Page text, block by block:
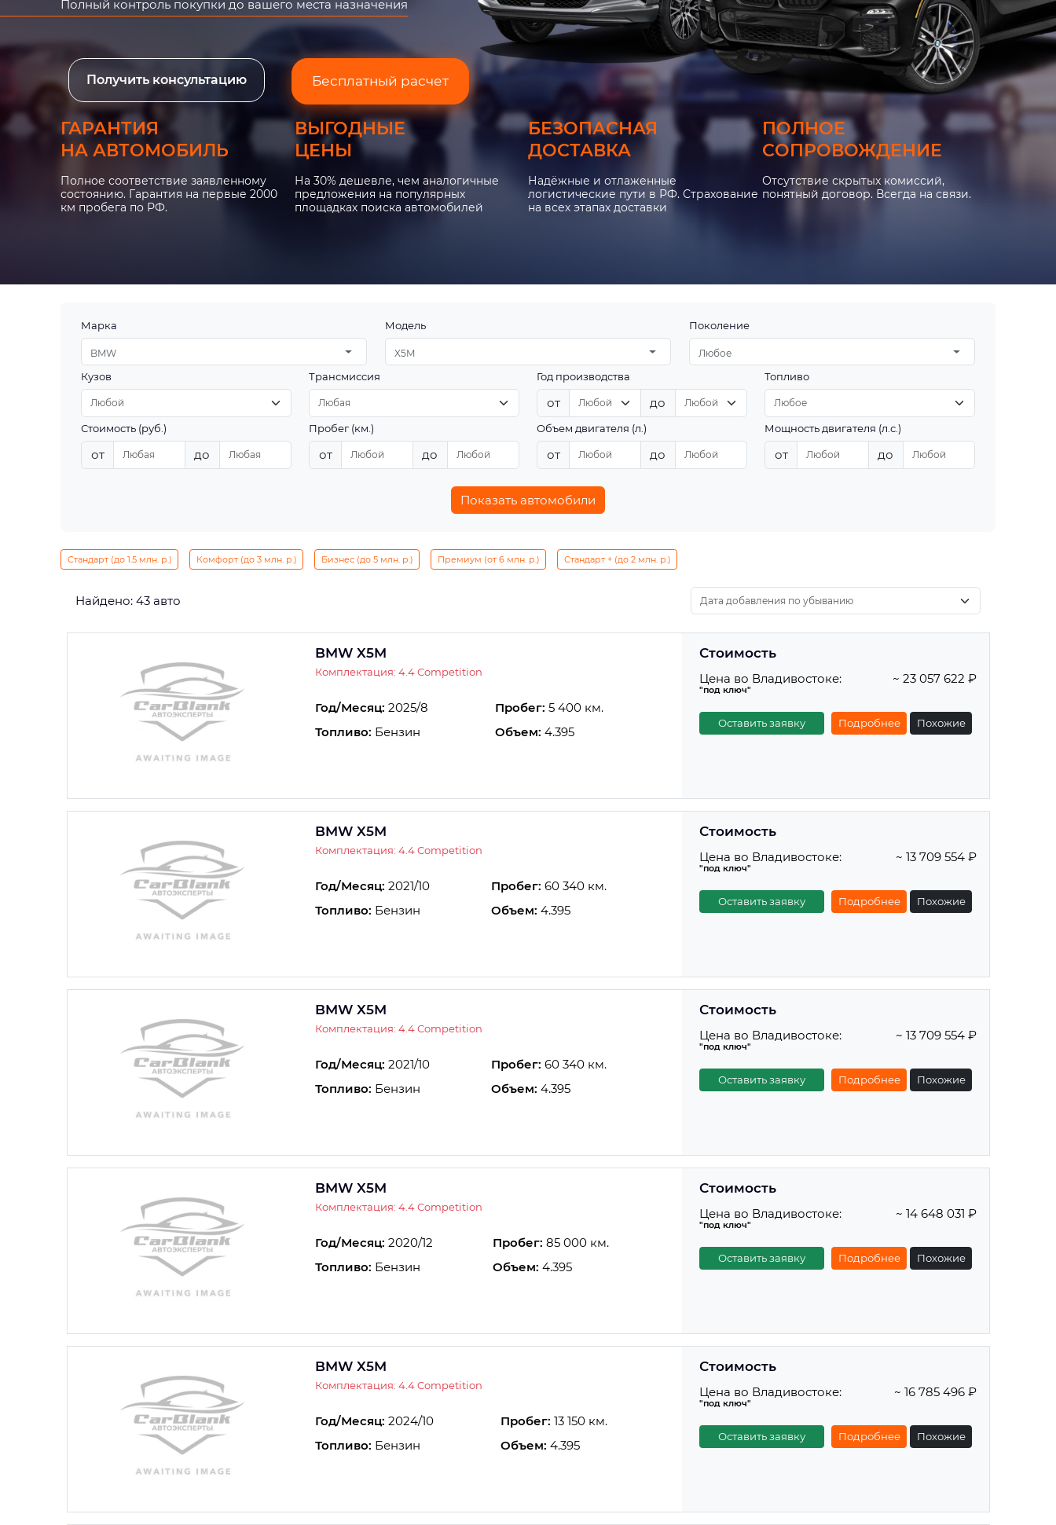
Полный контроль покупки до вашего места назначения
Получить консультацию Бесплатный расчет
ГАРАНТИЯ
НА АВТОМОБИЛЬ
Полное соответствие заявленному
состоянию. Гарантия на первые 2000
км пробега по РФ.
ВЫГОДНЫЕ
ЦЕНЫ
На 30% дешевле, чем аналогичные
предложения на популярных
площадках поиска автомобилей
БЕЗОПАСНАЯ
ДОСТАВКА
Надёжные и отлаженные
логистические пути в РФ. Страхование
на всех этапах доставки
ПОЛНОЕ
СОПРОВОЖДЕНИЕ
Отсутствие скрытых комиссий,
понятный договор. Всегда на связи.
Марка
BMW
Модель
X5M
Поколение
Любое
Кузов Трансмиссия Год производства
от до
Топливо
Стоимость (руб.)
от до
Пробег (км.)
от до
Объем двигателя (л.)
от до
Мощность двигателя (л.с.)
от до
Показать автомобили
Стандарт (до 1.5 млн. р.) Комфорт (до 3 млн. р.) Бизнес (до 5 млн. р.) Премиум (от 6 млн. р.) Стандарт + (до 2 млн. р.)
Найдено: 43 авто
BMW X5M
Комплектация: 4.4 Competition
Год/Месяц: 2025/8 Пробег: 5 400 км.
Топливо: Бензин Объем: 4.395
Стоимость
Цена во Владивостоке:
"под ключ"
~ 23 057 622 ₽
Оставить заявку Подробнее Похожие
BMW X5M
Комплектация: 4.4 Competition
Год/Месяц: 2021/10 Пробег: 60 340 км.
Топливо: Бензин Объем: 4.395
Стоимость
Цена во Владивостоке:
"под ключ"
~ 13 709 554 ₽
Оставить заявку Подробнее Похожие
BMW X5M
Комплектация: 4.4 Competition
Год/Месяц: 2021/10 Пробег: 60 340 км.
Топливо: Бензин Объем: 4.395
Стоимость
Цена во Владивостоке:
"под ключ"
~ 13 709 554 ₽
Оставить заявку Подробнее Похожие
BMW X5M
Комплектация: 4.4 Competition
Год/Месяц: 2020/12 Пробег: 85 000 км.
Топливо: Бензин Объем: 4.395
Стоимость
Цена во Владивостоке:
"под ключ"
~ 14 648 031 ₽
Оставить заявку Подробнее Похожие
BMW X5M
Комплектация: 4.4 Competition
Год/Месяц: 2024/10 Пробег: 13 150 км.
Топливо: Бензин Объем: 4.395
Стоимость
Цена во Владивостоке:
"под ключ"
~ 16 785 496 ₽
Оставить заявку Подробнее Похожие